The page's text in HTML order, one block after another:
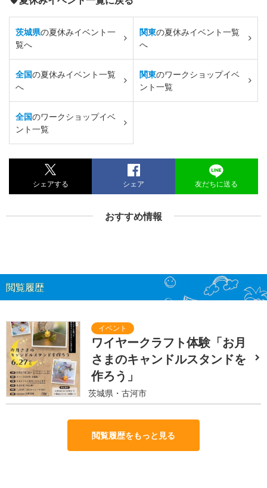
茨城県の夏休みイベント一
覧へ
関東の夏休みイベント一覧
へ
全国の夏休みイベント一覧
へ
関東のワークショップイベ
ント一覧
全国のワークショップイベ
ント一覧
シェアする シェア 友だちに送る
おすすめ情報
閲覧履歴
ワイヤークラフト体験「お月
さまのキャンドルスタンドを
作ろう」
茨城県・古河市
閲覧履歴をもっと見る